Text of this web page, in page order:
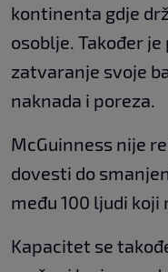
kontinenta gdje
osoblje. Također
zatvaranje svoje
naknada i poreza.
McGuinness nije
dovesti do
među 100 ljudi koji
Kapacitet se